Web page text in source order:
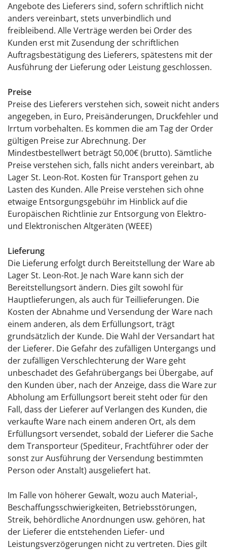
Angebote des Lieferers sind, sofern schriftlich nicht
anders vereinbart, stets unverbindlich und
freibleibend. Alle Verträge werden bei Order des
Kunden erst mit Zusendung der schriftlichen
Auftragsbestätigung des Lieferers, spätestens mit der
Ausführung der Lieferung oder Leistung geschlossen.
Preise
Preise des Lieferers verstehen sich, soweit nicht anders
angegeben, in Euro, Preisänderungen, Druckfehler und
Irrtum vorbehalten. Es kommen die am Tag der Order
gültigen Preise zur Abrechnung. Der
Mindestbestellwert beträgt 50,00€ (brutto). Sämtliche
Preise verstehen sich, falls nicht anders vereinbart, ab
Lager St. Leon-Rot. Kosten für Transport gehen zu
Lasten des Kunden. Alle Preise verstehen sich ohne
etwaige Entsorgungsgebühr im Hinblick auf die
Europäischen Richtlinie zur Entsorgung von Elektro-
und Elektronischen Altgeräten (WEEE)
Lieferung
Die Lieferung erfolgt durch Bereitstellung der Ware ab
Lager St. Leon-Rot. Je nach Ware kann sich der
Bereitstellungsort ändern. Dies gilt sowohl für
Hauptlieferungen, als auch für Teillieferungen. Die
Kosten der Abnahme und Versendung der Ware nach
einem anderen, als dem Erfüllungsort, trägt
grundsätzlich der Kunde. Die Wahl der Versandart hat
der Lieferer. Die Gefahr des zufälligen Untergangs und
der zufälligen Verschlechterung der Ware geht
unbeschadet des Gefahrübergangs bei Übergabe, auf
den Kunden über, nach der Anzeige, dass die Ware zur
Abholung am Erfüllungsort bereit steht oder für den
Fall, dass der Lieferer auf Verlangen des Kunden, die
verkaufte Ware nach einem anderen Ort, als dem
Erfüllungsort versendet, sobald der Lieferer die Sache
dem Transporteur (Spediteur, Frachtführer oder der
sonst zur Ausführung der Versendung bestimmten
Person oder Anstalt) ausgeliefert hat.
Im Falle von höherer Gewalt, wozu auch Material-,
Beschaffungsschwierigkeiten, Betriebsstörungen,
Streik, behördliche Anordnungen usw. gehören, hat
der Lieferer die entstehenden Liefer- und
Leistungsverzögerungen nicht zu vertreten. Dies gilt